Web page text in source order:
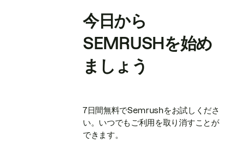
今日から
SEMRUSHを始め
ましょう
7日間無料でSemrushをお試しくださ
い。いつでもご利用を取り消すことが
できます。